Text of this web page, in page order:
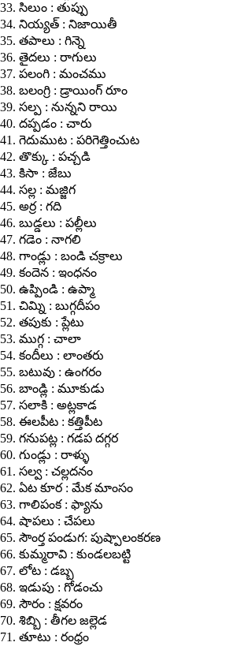
33. సిలుం : తుప్పు
34. నియ్యత్ : నిజాయితీ
35. తపాలు : గిన్నె
36. తైదలు : రాగులు
37. పలంగి : మంచము
38. బలంగ్రి : డ్రాయింగ్ రూం
39. సల్ప : నున్నని రాయి
40. దప్పడం : చారు
41. గెదుముట : పరిగెత్తించుట
42. తొక్కు : పచ్చడి
43. కిసా : జేబు
44. సల్ల : మజ్జిగ
45. అర్ర : గది
46. బుడ్డలు : పల్లీలు
47. గడెం : నాగలి
48. గాండ్లు : బండి చక్రాలు
49. కందెన : ఇంధనం
50. ఉప్పిండి : ఉప్మా
51. చిమ్ని : బుగ్గదీపం
52. తపుకు : ప్లేటు
53. ముగ్గ : చాలా
54. కందీలు : లాంతరు
55. బటువు : ఉంగరం
56. బాండ్లి : మూకుడు
57. సలాకి : అట్లకాడ
58. ఈలపీట : కత్తిపీట
59. గనుపట్ల : గడప దగ్గర
60. గుండ్లు : రాళ్ళు
61. సల్వ : చల్లదనం
62. ఏట కూర : మేక మాంసం
63. గాలిపంక : ఫ్యాను
64. షాపలు : చేపలు
65. సౌంర్త పండుగ: పుష్పాలంకరణ
66. కుమ్మరావి : కుండలబట్టి
67. లోట : డబ్బ
68. ఇడుపు : గోడంచు
69. సౌరం : క్షవరం
70. శిబ్బి : తీగల జల్లెడ
71. తూటు : రంధ్రం